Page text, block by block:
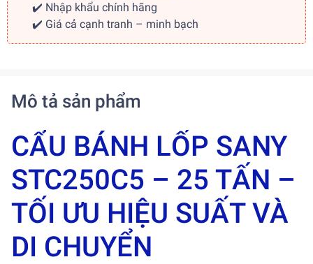
✔️ Nhập khẩu chính hãng
✔️ Giá cả cạnh tranh – minh bạch
Mô tả sản phẩm
CẨU BÁNH LỐP SANY
STC250C5 – 25 TẤN –
TỐI ƯU HIỆU SUẤT VÀ
DI CHUYỂN